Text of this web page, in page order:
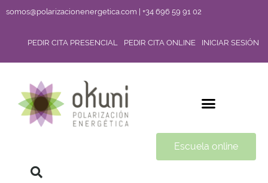
somos@polarizacionenergetica.com | +34 696 59 91 02
PEDIR CITA PRESENCIAL PEDIR CITA ONLINE INICIAR SESIÓN
Escuela online